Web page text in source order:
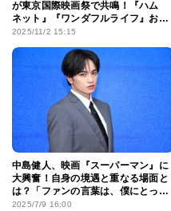
が東京国際映画祭で共鳴！『ハム
ネット』『ワンダフルライフ』お互
いの作品に涙した理由
2025/11/2 15:15
中島健人、映画『スーパーマン』に
大興奮！自身の境遇と重なる場面と
は？「ファンの言葉は、僕にとって
最高のエネルギー」
2025/7/9 16:00